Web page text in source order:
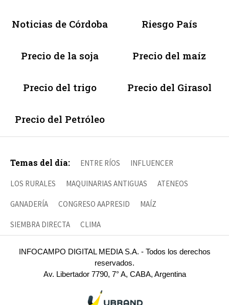
Noticias de Córdoba Riesgo País
Precio de la soja Precio del maíz
Precio del trigo Precio del Girasol
Precio del Petróleo
Temas del día: ENTRE RÍOS INFLUENCER
LOS RURALES MAQUINARIAS ANTIGUAS ATENEOS
GANADERÍA CONGRESO AAPRESID MAÍZ
SIEMBRA DIRECTA CLIMA
INFOCAMPO DIGITAL MEDIA S.A. - Todos los derechos
reservados.
Av. Libertador 7790, 7° A, CABA, Argentina